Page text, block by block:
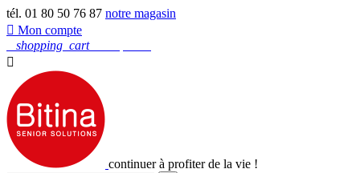
tél. 01 80 50 76 87 notre magasin
 Mon compte
shopping_cart

continuer à profiter de la vie !